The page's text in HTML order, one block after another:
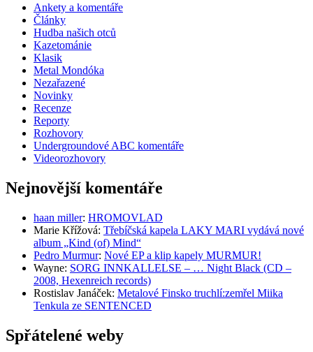
Ankety a komentáře
Články
Hudba našich otců
Kazetománie
Klasik
Metal Mondóka
Nezařazené
Novinky
Recenze
Reporty
Rozhovory
Undergroundové ABC komentáře
Videorozhovory
Nejnovější komentáře
haan miller: HROMOVLAD
Marie Křížová: Třebíčská kapela LAKY MARI vydává nové
album „Kind (of) Mind“
Pedro Murmur: Nové EP a klip kapely MURMUR!
Wayne: SORG INNKALLELSE – … Night Black (CD –
2008, Hexenreich records)
Rostislav Janáček: Metalové Finsko truchlí:zemřel Miika
Tenkula ze SENTENCED
Spřátelené weby